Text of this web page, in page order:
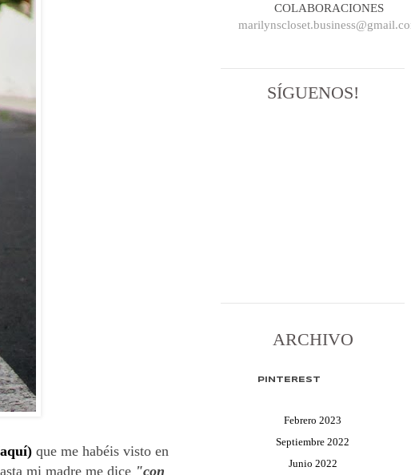
que me habéis visto en
mi madre me dice"con
COLABORACIONES
SÍGUENOS!
ARCHIVO
PINTEREST
Febrero 2023
Septiembre 2022
Junio 2022